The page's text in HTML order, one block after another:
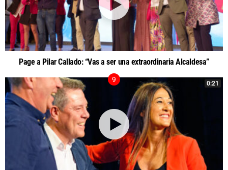
Page a Pilar Callado: “Vas a ser una extraordinaria Alcaldesa”
0:21